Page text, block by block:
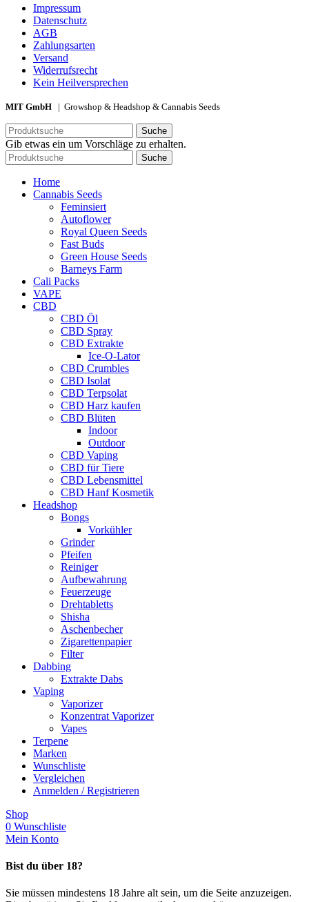
Impressum
Datenschutz
AGB
Zahlungsarten
Versand
Widerrufsrecht
Kein Heilversprechen
MIT GmbH | Growshop & Headshop & Cannabis Seeds
Suche
Gib etwas ein um Vorschläge zu erhalten.
Suche
Home
Cannabis Seeds
Feminsiert
Autoflower
Royal Queen Seeds
Fast Buds
Green House Seeds
Barneys Farm
Cali Packs
VAPE
CBD
CBD Öl
CBD Spray
CBD Extrakte
Ice-O-Lator
CBD Crumbles
CBD Isolat
CBD Terpsolat
CBD Harz kaufen
CBD Blüten
Indoor
Outdoor
CBD Vaping
CBD für Tiere
CBD Lebensmittel
CBD Hanf Kosmetik
Headshop
Bongs
Vorkühler
Grinder
Pfeifen
Reiniger
Aufbewahrung
Feuerzeuge
Drehtabletts
Shisha
Aschenbecher
Zigarettenpapier
Filter
Dabbing
Extrakte Dabs
Vaping
Vaporizer
Konzentrat Vaporizer
Vapes
Terpene
Marken
Wunschliste
Vergleichen
Anmelden / Registrieren
Shop
0 Wunschliste
Mein Konto
Bist du über 18?
Sie müssen mindestens 18 Jahre alt sein, um die Seite anzuzeigen.